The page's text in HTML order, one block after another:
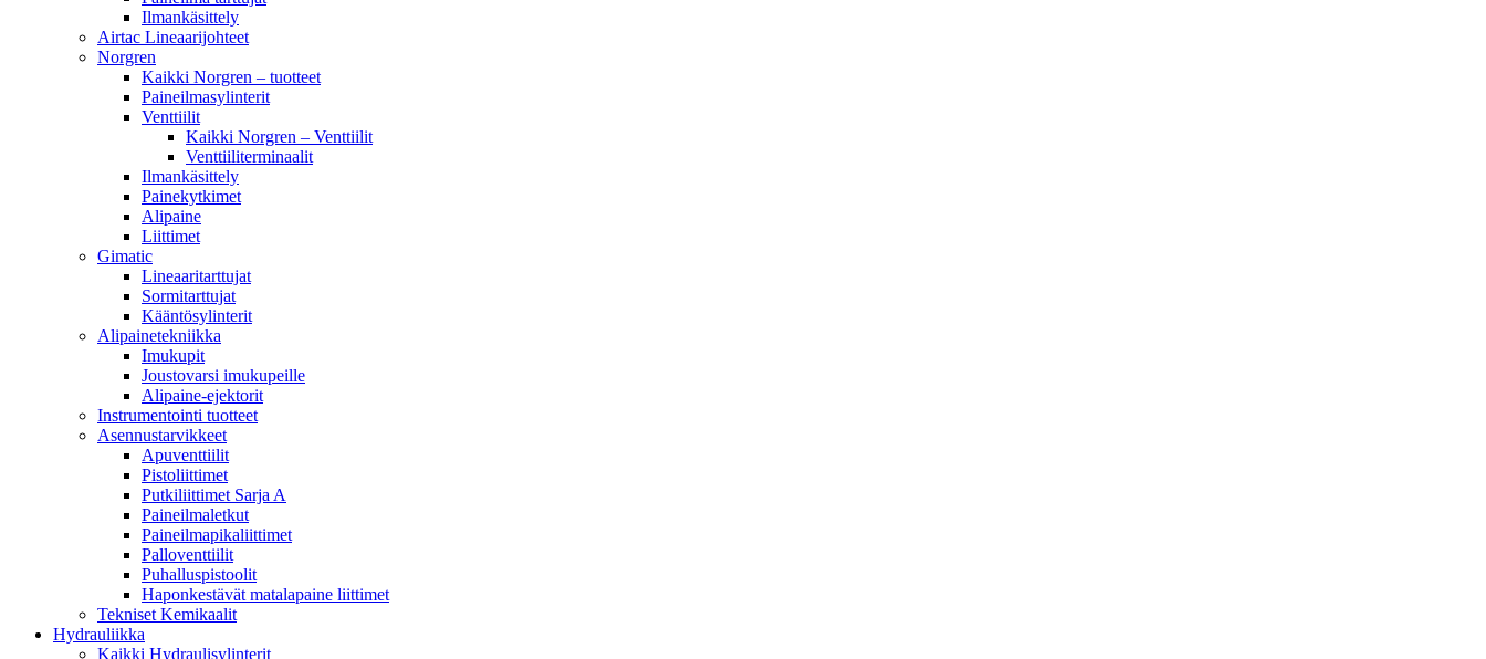
Ilmankäsittely
Airtac Lineaarijohteet
Norgren
Kaikki Norgren – tuotteet
Paineilmasylinterit
Venttiilit
Kaikki Norgren – Venttiilit
Venttiiliterminaalit
Ilmankäsittely
Painekytkimet
Alipaine
Liittimet
Gimatic
Lineaaritarttujat
Sormitarttujat
Kääntösylinterit
Alipainetekniikka
Imukupit
Joustovarsi imukupeille
Alipaine-ejektorit
Instrumentointi tuotteet
Asennustarvikkeet
Apuventtiilit
Pistoliittimet
Putkiliittimet Sarja A
Paineilmaletkut
Paineilmapikaliittimet
Palloventtiilit
Puhalluspistoolit
Haponkestävät matalapaine liittimet
Tekniset Kemikaalit
Hydrauliikka
Kaikki Hydraulisylinterit